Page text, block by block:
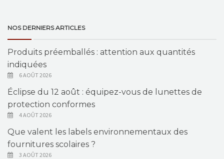
NOS DERNIERS ARTICLES
Produits préemballés : attention aux quantités
indiquées
6 AOÛT 2026
Éclipse du 12 août : équipez-vous de lunettes de
protection conformes
4 AOÛT 2026
Que valent les labels environnementaux des
fournitures scolaires ?
3 AOÛT 2026